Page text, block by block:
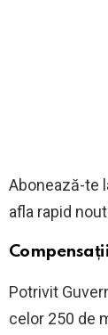
‍Abonează-te
afla rapid
Potrivit
celor 250 de